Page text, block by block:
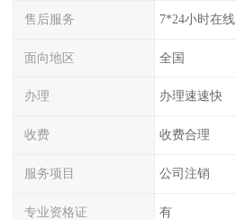
售后服务 7*24小时在线
面向地区 全国
办理 办理速速快
收费 收费合理
服务项目 公司注销
专业资格证 有